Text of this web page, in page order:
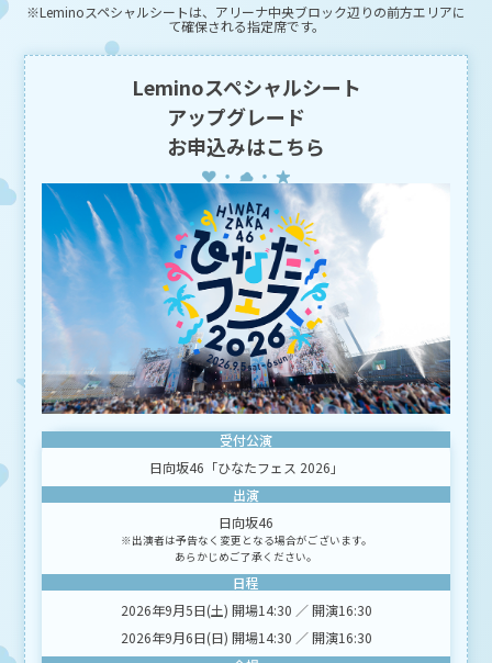
５．当選された賞品の交換および第三者への当選権の譲渡・販売は固く禁止いたしま
６．賞品のお届けは日本国内のみに限ります。
社が適切と判断する方法により周知をすることにより、本規約の内容を変更するこ
とができるものとします。本規約が変更された場合、変更日以降は、当該変更後の
規約が、すべての応募者と当社との間で適用されるものとします。
①本規約の変更が、応募者の一般の利益に適合するとき。
②本規約の変更が、応募者が本キャンペーンに応募した目的に反せず、かつ、変更の
必要性、変更後の内容の相当性その他の変更に係る事情に照らして合理的なもので
あるとき。
８．当社は、本キャンペーンの適切な運営を妨げる事由が生じた場合またはこれに類
する状況が生じた場合その他、本キャンペーンを継続し難い事由が生じた場合、い
つでも本キャンペーンを中止し、または延期することができるものといたします。
９．当社は、応募者が本キャンペーンに応募したこと、または当選したことに起因す
る損害・不利益については責任を負いません。
１０．ネットワーク環境の不具合やシステムメンテナンス等によりキャンペーンのご
応募ができない場合であっても、当社は一切の責任を負いかねます。あらかじめご
了承ください。
１１．応募者が本キャンペーンに応募するための費用（インターネット通信料等）は
全て応募者の負担になります。
１２．本キャンペーンに関し当社が損害賠償責任を負う場合であっても、その責任の
範囲は、当社に故意または重大な過失があるときを除き、通常生ずべき直接かつ現
１３．応募者は、キャンペーンの運用について一切異議申立てを行わないものとしま
■ 応募者の情報の取扱い
満たしていることの確認、応募者へのご連絡、抽選およびプレゼントの発送等、本キ
ャンペーンの運営に関する目的のために利用するほか、今後の商品開発・サービス向
上およびキャンペーン実施の検討の目的で、当該目的に必要な範囲に限り利用する場
合があります。なお、当社は、応募者の個人情報の流出・漏えいの防止、その他個人
情報の安全管理のために必要かつ適切な処置を講じるものとし、法令等に基づく正当
な理由がある場合を除き、応募者の同意なしに目的外での利用および第三者（業務委
■ その他
※Leminoスペシャルシートは、アリーナ中央ブロック辺りの前方エリアに
て確保される指定席です。
Leminoスペシャルシート
アップグレード
お申込みはこちら
受付公演
日向坂46「ひなたフェス 2026」
出演
日向坂46
※出演者は予告なく変更となる場合がございます。
あらかじめご了承ください。
日程
2026年9月5日(土) 開場14:30 ／ 開演16:30
2026年9月6日(日) 開場14:30 ／ 開演16:30